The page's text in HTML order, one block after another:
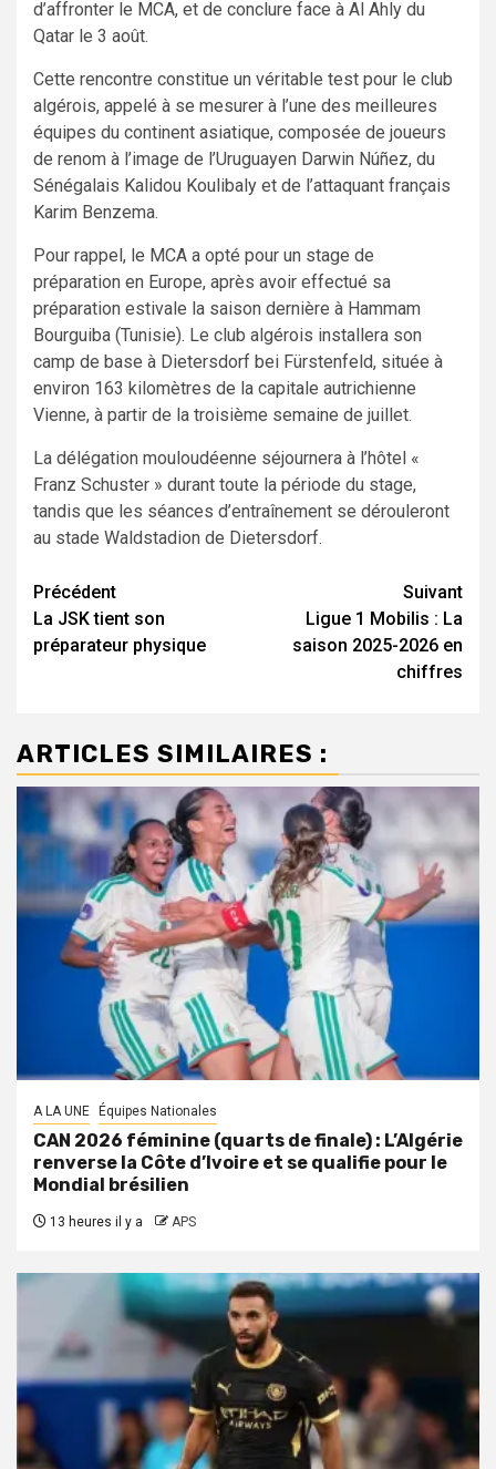
d’affronter le MCA, et de conclure face à Al Ahly du
Qatar le 3 août.
Cette rencontre constitue un véritable test pour le club
algérois, appelé à se mesurer à l’une des meilleures
équipes du continent asiatique, composée de joueurs
de renom à l’image de l’Uruguayen Darwin Núñez, du
Sénégalais Kalidou Koulibaly et de l’attaquant français
Karim Benzema.
Pour rappel, le MCA a opté pour un stage de
préparation en Europe, après avoir effectué sa
préparation estivale la saison dernière à Hammam
Bourguiba (Tunisie). Le club algérois installera son
camp de base à Dietersdorf bei Fürstenfeld, située à
environ 163 kilomètres de la capitale autrichienne
Vienne, à partir de la troisième semaine de juillet.
La délégation mouloudéenne séjournera à l’hôtel «
Franz Schuster » durant toute la période du stage,
tandis que les séances d’entraînement se dérouleront
au stade Waldstadion de Dietersdorf.
Navigation
d’article
Précédent
La JSK tient son
préparateur physique
Suivant
Ligue 1 Mobilis : La
saison 2025-2026 en
chiffres
ARTICLES SIMILAIRES :
A LA UNE Équipes Nationales
CAN 2026 féminine (quarts de finale) : L’Algérie
renverse la Côte d’Ivoire et se qualifie pour le
Mondial brésilien
13 heures il y a APS